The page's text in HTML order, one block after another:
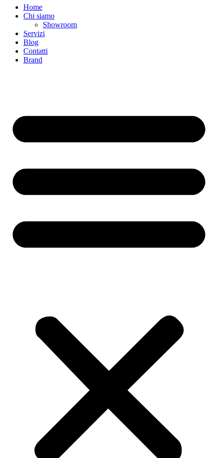
Home
Chi siamo
Showroom
Servizi
Blog
Contatti
Brand